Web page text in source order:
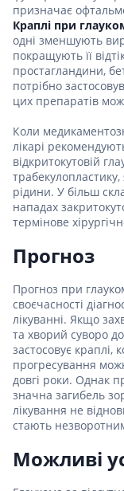
призначає
Краплі при
одні зменшують
покращують її
простагландини,
потрібно
цих препаратів
Коли
лікарі
відкритокутовій
рідини. У більш
нападах
термінове
Прогноз
Прогноз при
своєчасності
лікуванні. Якщо
та хворий суворо
застосовує краплі,
прогресування
довгі роки. Однак
значна загибель
лікування не
стають
Можливі